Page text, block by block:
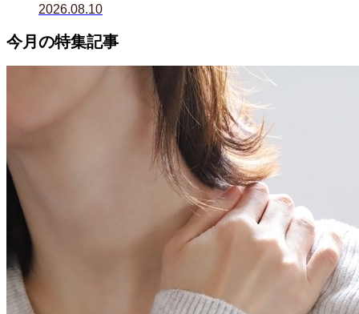
2026.08.10
今月の特集記事